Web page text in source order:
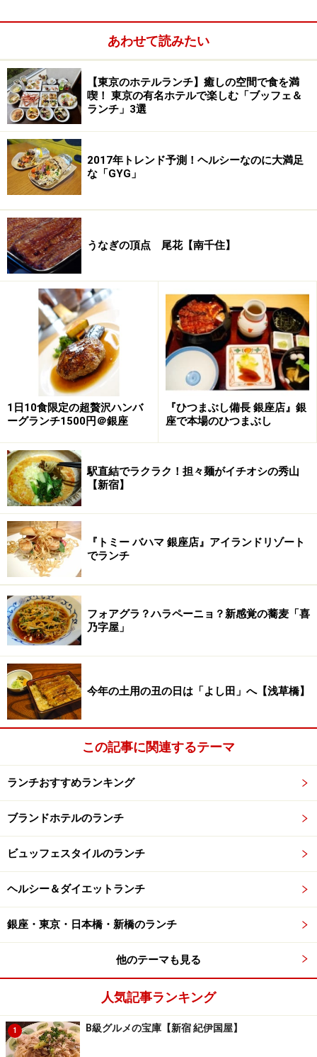
正しい日本の食事とは？
こちらのお料理のテーマは、「正しい日本の食事」。ラ
ンチにも、それはしっかりと感じることができます。
昼食は、定食の一種類のみ。肉料理か魚料理を選ぶシス
テムになっています。うかがった時のメニューは肉料理
三元豚のオイスター炒め 、魚料理が サワラの緑焼きで
した。（メニューは週替わり）
この日いただいたのは、肉料理の三元豚のオイスター炒
め定食。薄切りの三元豚は脂身がたっぷりで濃厚な味わ
い。一口食べると、脂身の甘さに驚きました。しかも、
ジューシーな肉汁は、驚くほどサラリとしていて、すん
なり喉を通ります。味付けは、ご飯に合う、ちょっと濃
いめのこっくりした美味しさ。たっぷりの水菜が添えら
れて、野菜もしっかりととれるのがうれしいですね。ご
飯は、精米したての有機米を使用。粒がしっかりしてい
て、モチモチ感が楽しめます。
店で手作りしている豆腐がこれまた美味！ 「つるん
っ」と音がしそうなほど滑らか。それに、作りたてらし
く、ほんのり温かなのがうれしいところ。これは、ぜひ
添えられている藻塩で食べてみて下さい。甘く豊かな大
豆の香りが細やかに舌に伝わってきます。
お値段は、肉・魚とも1365円。日常使いもできるのがい
いですね。お料理は品切れ次第終了なので、早めの来店
をおすすめします。ちなみに13時過ぎにうかがった時に
は、すでに魚料理は品切れでした。今度はぜひそちらも
食べてみたいです。
す！
【阿部】
【所在地】：東京都港区赤坂2-22-11
【電話番号】：03-3568-2350
【アクセス】：東京メトロ 六本木一丁目駅より徒歩５
あわせて読みたい
【東京のホテルランチ】癒しの空間で食を満
喫！ 東京の有名ホテルで楽しむ「ブッフェ＆
ランチ」3選
2017年トレンド予測！ヘルシーなのに大満足
な「GYG」
うなぎの頂点 尾花【南千住】
1日10食限定の超贅沢ハンバ
ーグランチ1500円＠銀座
『ひつまぶし備長 銀座店』銀
座で本場のひつまぶし
駅直結でラクラク！担々麺がイチオシの秀山
【新宿】
『トミー バハマ 銀座店』アイランドリゾート
でランチ
フォアグラ？ハラペーニョ？新感覚の蕎麦「喜
乃字屋」
今年の土用の丑の日は「よし田」へ【浅草橋】
この記事に関連するテーマ
ランチおすすめランキング
ブランドホテルのランチ
ビュッフェスタイルのランチ
ヘルシー＆ダイエットランチ
銀座・東京・日本橋・新橋のランチ
他のテーマも見る
人気記事ランキング
1 B級グルメの宝庫【新宿 紀伊国屋】